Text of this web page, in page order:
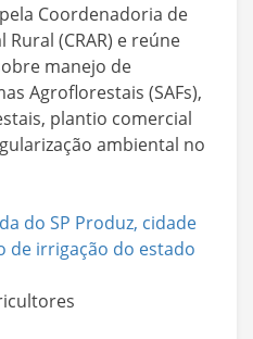
Coordenadoria de
(CRAR) e reúne
manejo de
Agroflorestais (SAFs),
plantio comercial
ambiental no
do SP Produz, cidade
de irrigação do estado